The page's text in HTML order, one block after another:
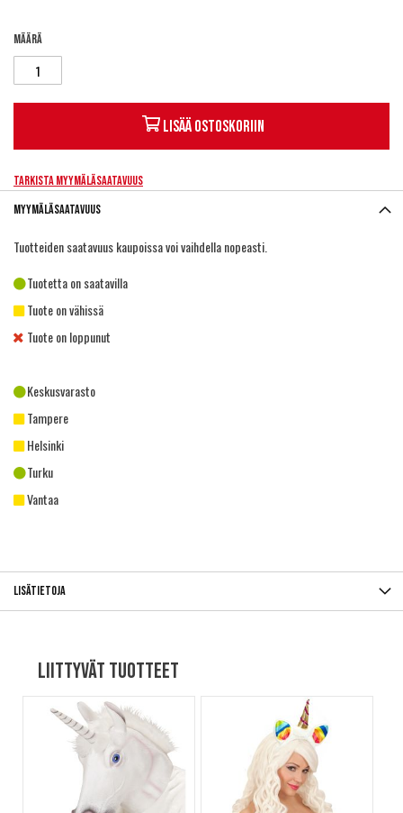
Määrä
Lisää ostoskoriin
Tarkista myymäläsaatavuus
Myymäläsaatavuus
Tuotteiden saatavuus kaupoissa voi vaihdella nopeasti.
Tuotetta on saatavilla
Tuote on vähissä
Tuote on loppunut
Keskusvarasto
Tampere
Helsinki
Turku
Vantaa
Lisätietoja
Liittyvät tuotteet